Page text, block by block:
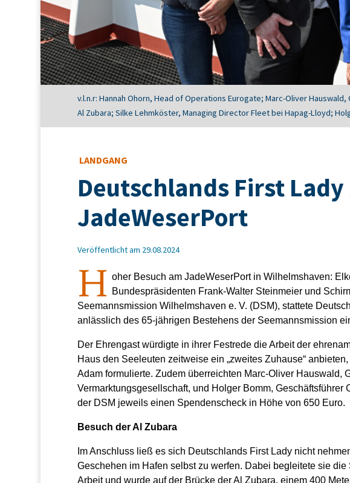
v.l.n.r: Hannah Ohorn, Head of Operations Eurogate; Marc-Oliver
Al Zubara; Silke Lehmköster, Managing Director Fleet bei Hapag-Lloyd;
LANDGANG
Deutschlands First Lady
JadeWeserPort
Veröffentlicht am 29.08.2024
H oher Besuch am JadeWeserPort in Wilhelmshaven:
Bundespräsidenten Frank-Walter Steinmeier und
Seemannsmission Wilhelmshaven e. V. (DSM), stattete
anlässlich des 65-jährigen Bestehens der Seemannsmission
Der Ehrengast würdigte in ihrer Festrede die Arbeit der
Haus den Seeleuten zeitweise ein „zweites Zuhause“
Adam formulierte. Zudem überreichten Marc-Oliver Hauswald,
Vermarktungsgesellschaft, und Holger Bomm, Geschäftsführer
der DSM jeweils einen Spendenscheck in Höhe von 650 Euro.
Besuch der Al Zubara
Im Anschluss ließ es sich Deutschlands First Lady nicht
Geschehen im Hafen selbst zu werfen. Dabei begleitete sie
Arbeit und wurde auf der Brücke der Al Zubara, einem 400